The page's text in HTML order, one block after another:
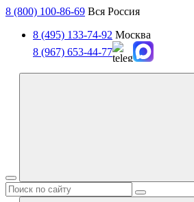
8 (800) 100-86-69 Вся Россия
8 (495) 133-74-92 Москва
8 (967) 653-44-77